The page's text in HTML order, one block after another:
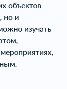
объектов
но и
изучать